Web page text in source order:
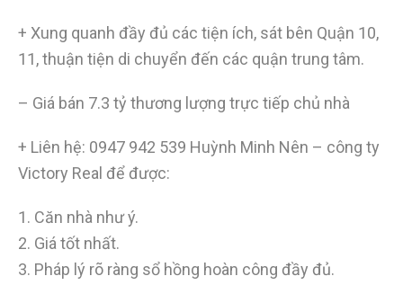
+ Xung quanh đầy đủ các tiện ích, sát bên Quận 10,
11, thuận tiện di chuyển đến các quận trung tâm.
– Giá bán 7.3 tỷ thương lượng trực tiếp chủ nhà
+ Liên hệ: 0947 942 539 Huỳnh Minh Nên – công ty
Victory Real để được:
1. Căn nhà như ý.
2. Giá tốt nhất.
3. Pháp lý rõ ràng sổ hồng hoàn công đầy đủ.